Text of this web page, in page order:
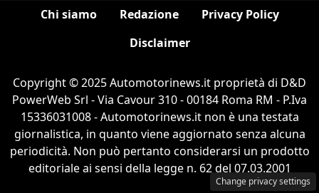
Chi siamo Redazione
Privacy Policy
Disclaimer
Copyright © 2025 Automotorinews.it proprietà di D&D
PowerWeb Srl - Via Cavour 310 - 00184 Roma RM - P.Iva
15336031008 - Automotorinews.it non è una testata
giornalistica, in quanto viene aggiornato senza alcuna
periodicità. Non può pertanto considerarsi un prodotto
editoriale ai sensi della legge n. 62 del 07.03.2001
Change privacy settings